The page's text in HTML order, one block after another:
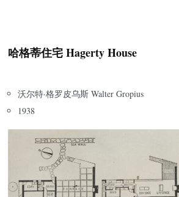
哈格蒂住宅 Hagerty House
沃尔特·格罗皮乌斯 Walter Gropius
1938